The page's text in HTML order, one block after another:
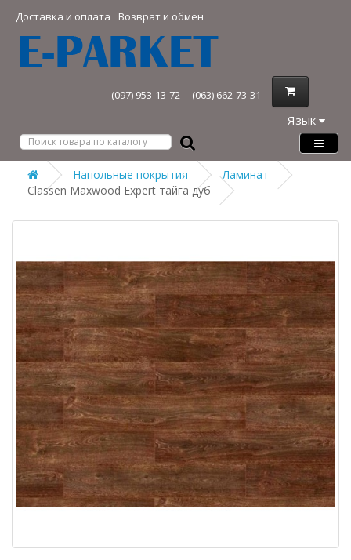
Доставка и оплата Возврат и обмен
(097) 953-13-72 (063) 662-73-31
Язык
Напольные покрытия
Ламинат
Classen Maxwood Expert тайга дуб